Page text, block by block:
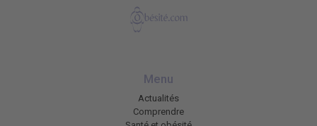
Menu
Actualités
Comprendre